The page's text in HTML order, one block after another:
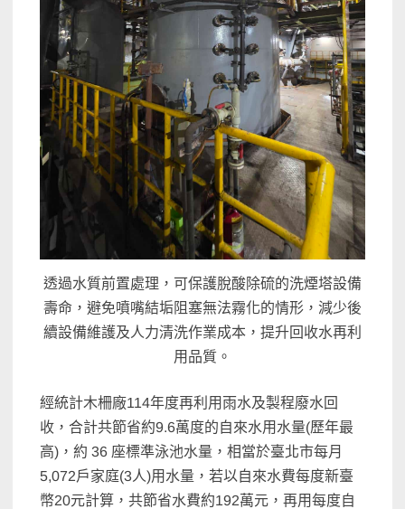
透過水質前置處理，可保護脫酸除硫的洗煙塔設備
壽命，避免噴嘴結垢阻塞無法霧化的情形，減少後
續設備維護及人力清洗作業成本，提升回收水再利
用品質。
經統計木柵廠114年度再利用雨水及製程廢水回
收，合計共節省約9.6萬度的自來水用水量(歷年最
高)，約 36 座標準泳池水量，相當於臺北市每月
5,072戶家庭(3人)用水量，若以自來水費每度新臺
幣20元計算，共節省水費約192萬元，再用每度自